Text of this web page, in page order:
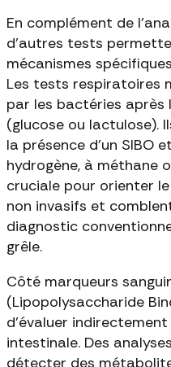
En complément de
d'autres tests
mécanismes
Les tests respiratoires
par les bactéries
(glucose ou lactulose).
la présence d'un SIBO
hydrogène, à méthane
cruciale pour orienter
non invasifs et
diagnostic
grêle.
Côté marqueurs
(Lipopolysaccharide
d'évaluer
intestinale. Des
détecter des